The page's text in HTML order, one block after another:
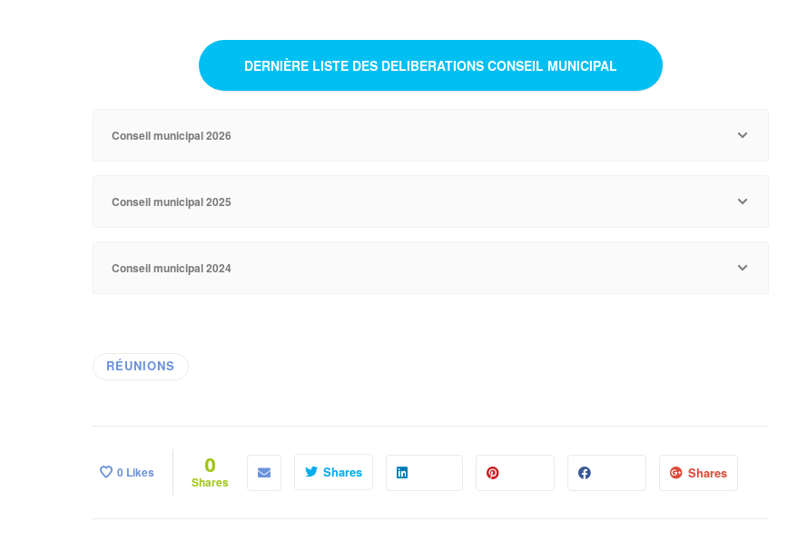
DERNIÈRE LISTE DES DELIBERATIONS CONSEIL MUNICIPAL
Conseil municipal 2026
Conseil municipal 2025
Conseil municipal 2024
RÉUNIONS
0 Likes 0
Shares
Shares Shares